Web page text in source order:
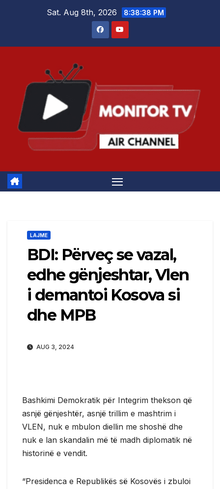
Sat. Aug 8th, 2026 8:38:38 PM
LAJME
BDI: Përveç se vazal,
edhe gënjeshtar, Vlen
i demantoi Kosova si
dhe MPB
AUG 3, 2024
Bashkimi Demokratik për Integrim thekson që
asnjë gënjeshtër, asnjë trillim e mashtrim i
VLEN, nuk e mbulon diellin me shoshë dhe
nuk e lan skandalin më të madh diplomatik në
historinë e vendit.
“Presidenca e Republikës së Kosovës i zbuloi